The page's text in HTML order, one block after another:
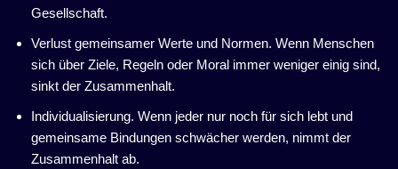
Gesellschaft.
Verlust gemeinsamer Werte und Normen. Wenn Menschen
sich über Ziele, Regeln oder Moral immer weniger einig sind,
sinkt der Zusammenhalt.
Individualisierung. Wenn jeder nur noch für sich lebt und
gemeinsame Bindungen schwächer werden, nimmt der
Zusammenhalt ab.